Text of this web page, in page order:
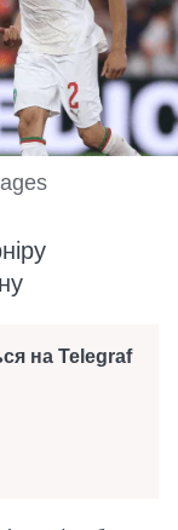
на Telegraf